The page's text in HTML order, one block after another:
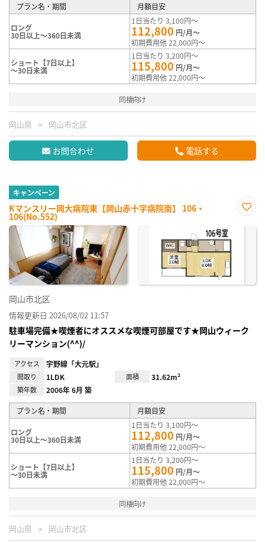
プラン名・期間 月額目安
ロング
30日以上～360日未満
1日当たり 3,100円～
112,800 円/月～
初期費用他 22,000円～
ショート【7日以上】
～30日未満
1日当たり 3,200円～
115,800 円/月～
初期費用他 22,000円～
同棲向け
岡山県 岡山市北区
お問合わせ 電話する
キャンペーン
Kマンスリー岡大病院東【岡山赤十字病院南】 106・
106(No.552)
に入
岡山市北区
情報更新日 2026/08/02 11:57
駐車場完備★喫煙者にオススメな喫煙可部屋です★岡山ウィーク
リーマンション(^^)/
アクセス 宇野線「大元駅」
間取り 1LDK 面積 31.62m²
築年数 2006年 6月 築
プラン名・期間 月額目安
ロング
30日以上～360日未満
1日当たり 3,100円～
112,800 円/月～
初期費用他 22,000円～
ショート【7日以上】
～30日未満
1日当たり 3,200円～
115,800 円/月～
初期費用他 22,000円～
同棲向け
岡山県 岡山市北区